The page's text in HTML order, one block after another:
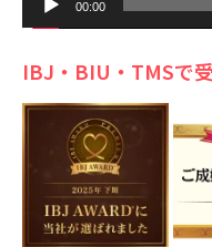
00:00
IBJ・BIU・TMSで